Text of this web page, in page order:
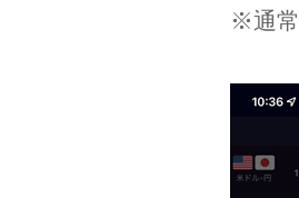
※通